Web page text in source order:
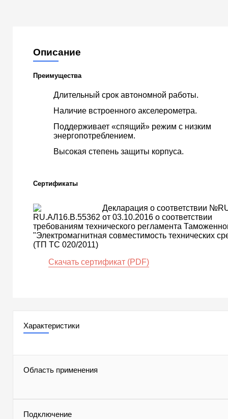
Описание
Преимущества
Длительный срок автономной работы.
Наличие встроенного акселерометра.
Поддерживает «спящий» режим с низким
энергопотреблением.
Высокая степень защиты корпуса.
Сертификаты
Декларация о соответствии
RU.АЛ16.В.55362 от 03.10.2016 о соответствии
требованиям технического регламента
"Электромагнитная совместимость технических
(ТП ТС 020/2011)
Скачать сертификат (PDF)
Характеристики
Область применения
Подключение